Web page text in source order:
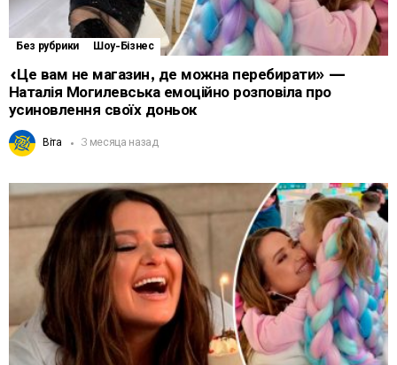
Без рубрики Шоу-Бізнес
«Це вам не магазин, де можна перебирати» —
Наталія Могилевська емоційно розповіла про
усиновлення своїх доньок
Віта 3 месяца назад